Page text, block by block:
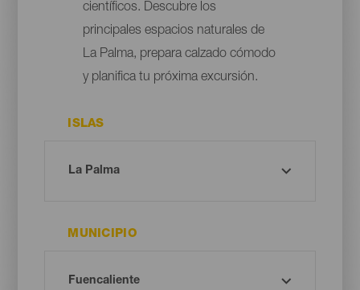
científicos. Descubre los
principales espacios naturales de
La Palma, prepara calzado cómodo
y planifica tu próxima excursión.
ISLAS
MUNICIPIO